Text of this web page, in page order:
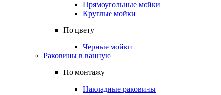
Прямоугольные мойки
Круглые мойки
По цвету
Черные мойки
Раковины в ванную
По монтажу
Накладные раковины